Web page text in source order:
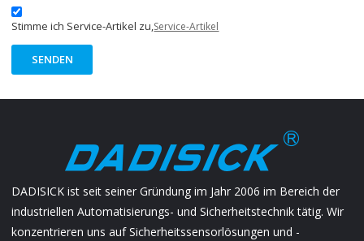
Stimme ich Service-Artikel zu,Service-Artikel
SENDEN
DADISICK ist seit seiner Gründung im Jahr 2006 im Bereich der
industriellen Automatisierungs- und Sicherheitstechnik tätig. Wir
konzentrieren uns auf Sicherheitssensorlösungen und -